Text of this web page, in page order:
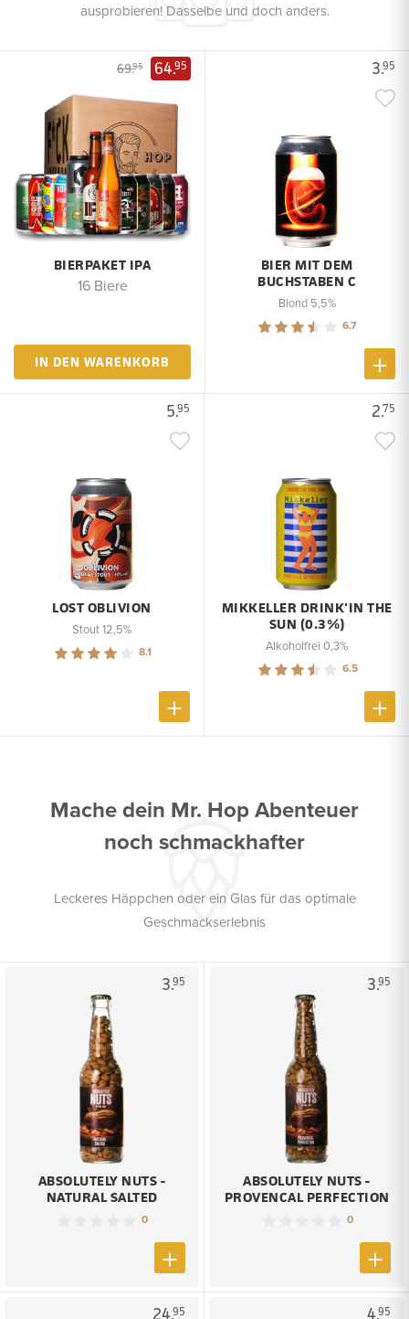
ausprobieren! Dasselbe und doch anders.
69.95 64.95
BIERPAKET IPA
16 Biere
IN DEN WARENKORB
3.95
BIER MIT DEM
BUCHSTABEN C
Blond 5,5%
6.7
5.95
LOST OBLIVION
Stout 12,5%
8.1
2.75
MIKKELLER DRINK'IN THE
SUN (0.3%)
Alkoholfrei 0,3%
6.5
Mache dein Mr. Hop Abenteuer
noch schmackhafter
Leckeres Häppchen oder ein Glas für das optimale
Geschmackserlebnis
3.95
ABSOLUTELY NUTS -
NATURAL SALTED
0
3.95
ABSOLUTELY NUTS -
PROVENCAL PERFECTION
0
24.95 4.95